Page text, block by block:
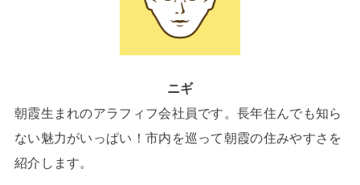
ニギ
朝霞生まれのアラフィフ会社員です。長年住んでも知ら
ない魅力がいっぱい！市内を巡って朝霞の住みやすさを
紹介します。